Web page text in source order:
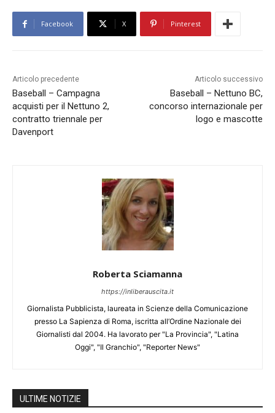
Facebook X Pinterest
Articolo precedente
Baseball – Campagna
acquisti per il Nettuno 2,
contratto triennale per
Davenport
Articolo successivo
Baseball – Nettuno BC,
concorso internazionale per
logo e mascotte
Roberta Sciamanna
https://inliberauscita.it
Giornalista Pubblicista, laureata in Scienze della Comunicazione
presso La Sapienza di Roma, iscritta all’Ordine Nazionale dei
Giornalisti dal 2004. Ha lavorato per "La Provincia", "Latina
Oggi", "Il Granchio", "Reporter News"
ULTIME NOTIZIE